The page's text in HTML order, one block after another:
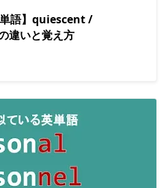
単語】quiescent /
違いと覚え方